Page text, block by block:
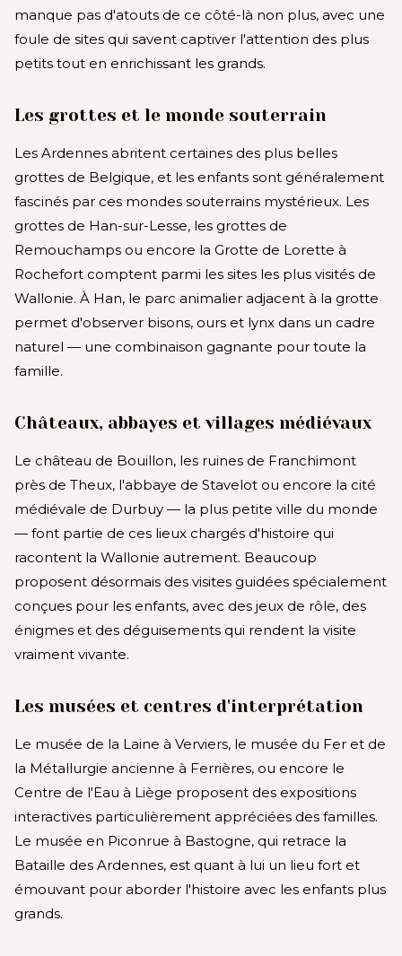
manque pas d'atouts de ce côté-là non plus, avec une
foule de sites qui savent captiver l'attention des plus
petits tout en enrichissant les grands.
Les grottes et le monde souterrain
Les Ardennes abritent certaines des plus belles
grottes de Belgique, et les enfants sont généralement
fascinés par ces mondes souterrains mystérieux. Les
grottes de Han-sur-Lesse, les grottes de
Remouchamps ou encore la Grotte de Lorette à
Rochefort comptent parmi les sites les plus visités de
Wallonie. À Han, le parc animalier adjacent à la grotte
permet d'observer bisons, ours et lynx dans un cadre
naturel — une combinaison gagnante pour toute la
famille.
Châteaux, abbayes et villages médiévaux
Le château de Bouillon, les ruines de Franchimont
près de Theux, l'abbaye de Stavelot ou encore la cité
médiévale de Durbuy — la plus petite ville du monde
— font partie de ces lieux chargés d'histoire qui
racontent la Wallonie autrement. Beaucoup
proposent désormais des visites guidées spécialement
conçues pour les enfants, avec des jeux de rôle, des
énigmes et des déguisements qui rendent la visite
vraiment vivante.
Les musées et centres d'interprétation
Le musée de la Laine à Verviers, le musée du Fer et de
la Métallurgie ancienne à Ferrières, ou encore le
Centre de l'Eau à Liège proposent des expositions
interactives particulièrement appréciées des familles.
Le musée en Piconrue à Bastogne, qui retrace la
Bataille des Ardennes, est quant à lui un lieu fort et
émouvant pour aborder l'histoire avec les enfants plus
grands.